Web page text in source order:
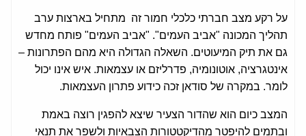
על רקע מצב חברתי כלכלי חמור זה מתחיל בארצות ערב
תהליך המכונה "אביב העמים". "אביב העמים" פותח מחדש
גם את תיק המיעוטים. השאלה הגדולה היא מהם הפתרונות –
אינטגרציה, אוטונומיה, פדרליזם או עצמאות. איש אינו יכול
לומר. במקרה של סודאן זכה כידוע פתרון העצמאות.
המצב כיום הוא שהדור הצעיר שיצא להפגין רוצה באמת
ובתמים להיפטר מהדיקטטורות הצבאיות ולשפר את תנאי